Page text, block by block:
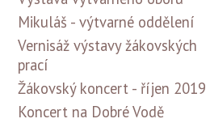
Mikuláš - výtvarné oddělení
Vernisáž výstavy žákovských
prací
Žákovský koncert - říjen 2019
Koncert na Dobré Vodě